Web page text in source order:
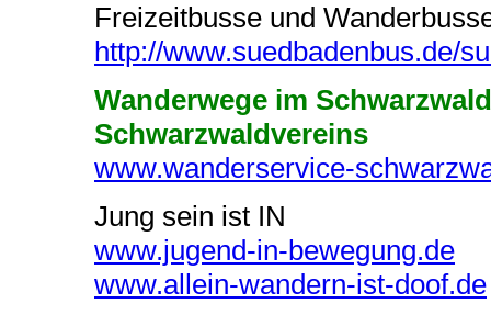
Freizeitbusse und
http://www.suedbadenbus.de/
Wanderwege im
Schwarzwaldvereins
www.wanderservice-
Jung sein ist IN
www.jugend-in-bewegung.de
www.allein-wandern-ist-doof.de